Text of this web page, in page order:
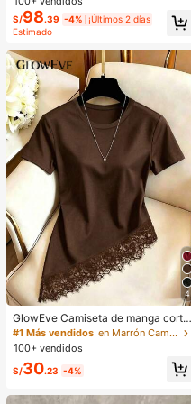
mujer alta, Y2K
S/98.39 -4% ¡Últimos 2 días
Estimado
4
GlowEve Camiseta de manga corta
de cuello redondo de unicolor casu
al versátil para uso diario para muje
r
#1 Más vendidos
en Marrón Camisetas básicas informales
100+ vendidos
S/30.23 -4%